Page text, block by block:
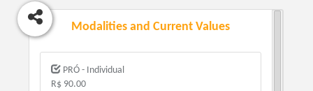
Modalities and Current Values
PRÓ - Individual
R$ 90.00